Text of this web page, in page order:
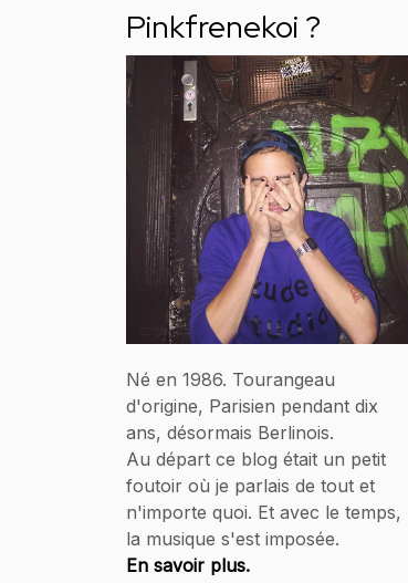
Pinkfrenekoi ?
Né en 1986. Tourangeau
d'origine, Parisien pendant dix
ans, désormais Berlinois.
Au départ ce blog était un petit
foutoir où je parlais de tout et
n'importe quoi. Et avec le temps,
la musique s'est imposée.
En savoir plus.